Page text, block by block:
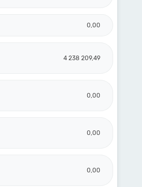
0,00
4 238 209,49
0,00
0,00
0,00